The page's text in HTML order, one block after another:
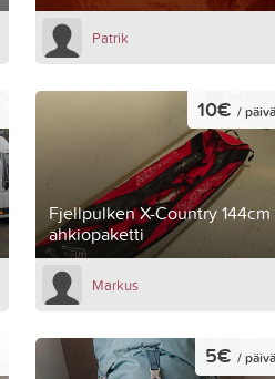
Patrik
Fjellpulken X-Country 144cm
ahkiopaketti
10€ / päivä
Markus
5€ / päivä